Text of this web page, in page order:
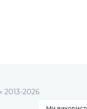
2013-2026